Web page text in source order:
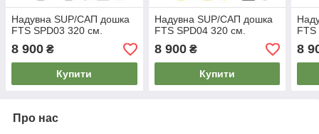
Надувна SUP/САП дошка
FTS SPD03 320 см.
8 900 ₴
Купити
Надувна SUP/САП дошка
FTS SPD04 320 см.
8 900₴
Купити
FTS
8
Про нас